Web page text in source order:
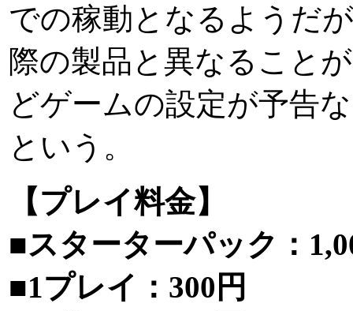
での稼動となるようだ
際の製品と異なること
どゲームの設定が予告
という。
【プレイ料金】
■スターターパック：
■1プレイ：300円